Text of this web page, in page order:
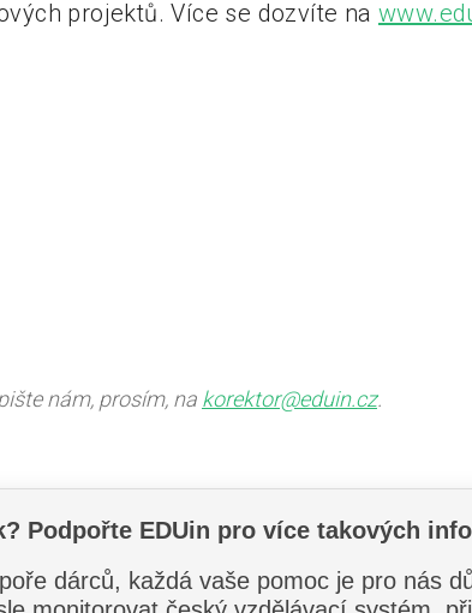
projektů. Více se dozvíte na
nám, prosím, na korektor@eduin.cz.